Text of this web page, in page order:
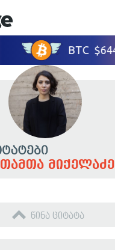
თამთა მიქელაძე
წინა ციტატა